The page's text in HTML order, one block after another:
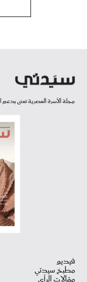
مجلة الأسرة العصرية تعنى
فيديو
مطبخ سيدتي
مقالات الرأي